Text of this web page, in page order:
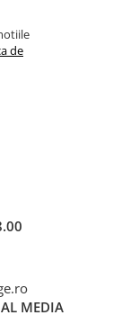
de
MEDIA